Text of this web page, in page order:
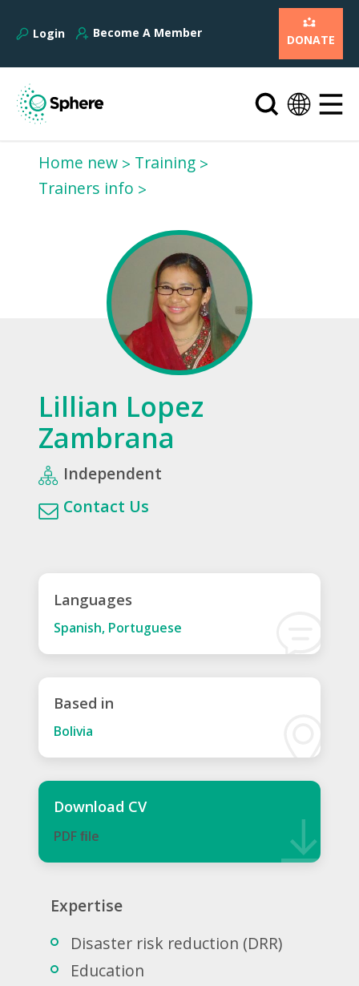
Login Become A Member DONATE
Home new
Training
Trainers info
Lillian Lopez
Zambrana
Independent
Contact Us
Languages
Spanish, Portuguese
Based in
Bolivia
Download CV
PDF ﬁle
Expertise
Disaster risk reduction (DRR)
Education